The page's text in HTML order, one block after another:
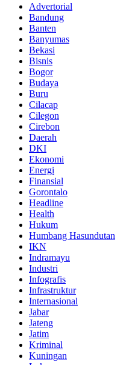
Advertorial
Bandung
Banten
Banyumas
Bekasi
Bisnis
Bogor
Budaya
Buru
Cilacap
Cilegon
Cirebon
Daerah
DKI
Ekonomi
Energi
Finansial
Gorontalo
Headline
Health
Hukum
Humbang Hasundutan
IKN
Indramayu
Industri
Infografis
Infrastruktur
Internasional
Jabar
Jateng
Jatim
Kriminal
Kuningan